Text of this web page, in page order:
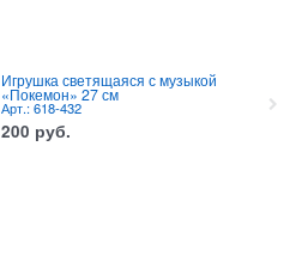
Игрушка светящаяся с музыкой
«Покемон» 27 см
Арт.: 618-432
200 руб.